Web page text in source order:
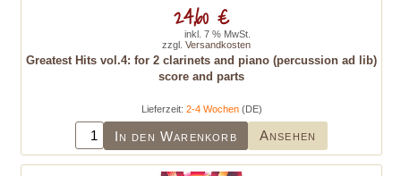
Greatest Hits vol.4: for 2 clarinets and piano (percussion ad lib)
score and parts
Lieferzeit: 2-4 Wochen(DE)
In den Warenkorb Ansehen
24,60 €
inkl. 7 % MwSt.
zzgl. Versandkosten